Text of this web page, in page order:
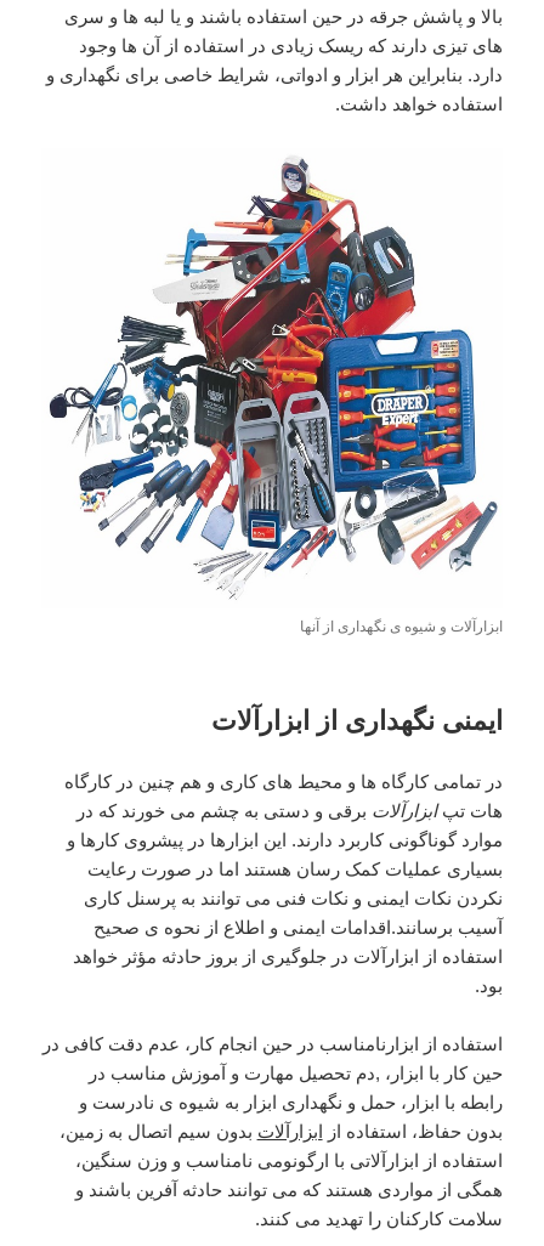
بالا و پاشش جرقه در حین استفاده باشند و یا لبه ها و سری
های تیزی دارند که ریسک زیادی در استفاده از آن ها وجود
دارد. بنابراین هر ابزار و ادواتی، شرایط خاصی برای نگهداری و
استفاده خواهد داشت.
ابزارآلات و شیوه ی نگهداری از آنها
ایمنی نگهداری از ابزارآلات
در تمامی کارگاه ها و محیط های کاری و هم چنین در کارگاه
هات تپابزارآلات برقی و دستی به چشم می خورند که در
موارد گوناگونی کاربرد دارند. این ابزارها در پیشروی کارها و
بسیاری عملیات کمک رسان هستند اما در صورت رعایت
نکردن نکات ایمنی و نکات فنی می توانند به پرسنل کاری
آسیب برسانند.اقدامات ایمنی و اطلاع از نحوه ی صحیح
استفاده از ابزارآلات در جلوگیری از بروز حادثه مؤثر خواهد
بود.
استفاده از ابزارنامناسب در حین انجام کار، عدم دقت کافی در
حین کار با ابزار، ,دم تحصیل مهارت و آموزش مناسب در
رابطه با ابزار، حمل و نگهداری ابزار به شیوه ی نادرست و
بدون حفاظ، استفاده از ابزارآلات بدون سیم اتصال به زمین،
استفاده از ابزارآلاتی با ارگونومی نامناسب و وزن سنگین،
همگی از مواردی هستند که می توانند حادثه آفرین باشند و
سلامت کارکنان را تهدید می کنند.